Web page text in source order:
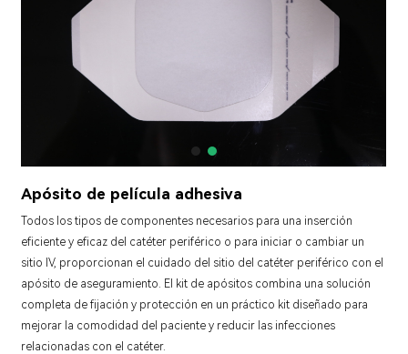
Apósito de película adhesiva
Todos los tipos de componentes necesarios para una inserción
eficiente y eficaz del catéter periférico o para iniciar o cambiar un
sitio IV, proporcionan el cuidado del sitio del catéter periférico con el
apósito de aseguramiento. El kit de apósitos combina una solución
completa de fijación y protección en un práctico kit diseñado para
mejorar la comodidad del paciente y reducir las infecciones
relacionadas con el catéter.